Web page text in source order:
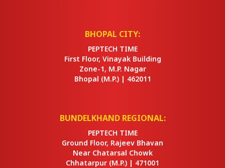
BHOPAL CITY:
PEPTECH TIME
First Floor, Vinayak Building
Zone-1, M.P. Nagar
Bhopal (M.P.) | 462011
BUNDELKHAND REGIONAL:
PEPTECH TIME
Ground Floor, Rajeev Bhavan
Near Chatarsal Chowk
Chhatarpur (M.P.) | 471001